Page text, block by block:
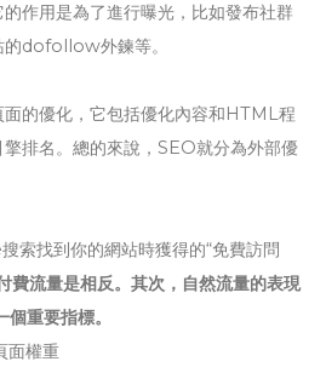
作用是為了進行曝光，比如發布社群
的dofollow外鍊等。
的優化，它包括優化內容和HTML程
排名。總的來說，SEO就分為外部優
索找到你的網站時獲得的“免費訪問
費流量是相反。其次，自然流量的表現
重要指標。
權重